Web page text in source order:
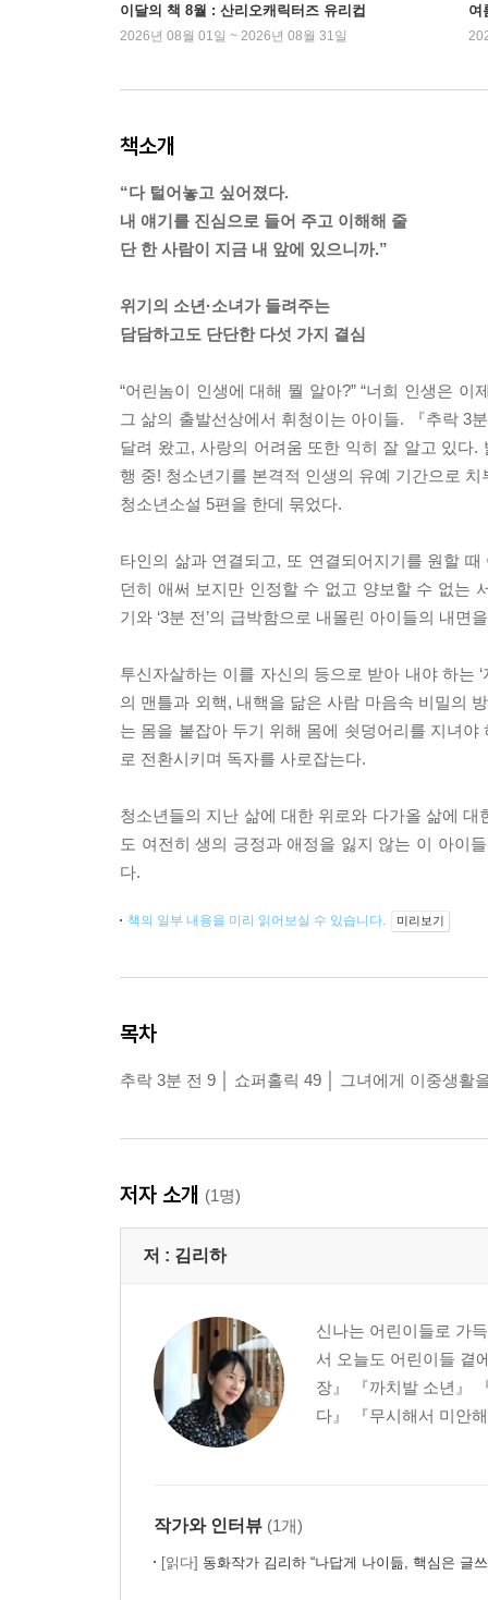
이달의 책 8월 : 산리오캐릭터즈 유리컵
2026년 08월 01일 ~ 2026년 08월 31일
여
책소개
“다 털어놓고 싶어졌다.
내 얘기를 진심으로 들어 주고 이해해 줄
단 한 사람이 지금 내 앞에 있으니까.”
위기의 소년·소녀가 들려주는
담담하고도 단단한 다섯 가지 결심
“어린놈이 인생에 대해 뭘 알아?” “너희 인생은
그 삶의 출발선상에서 휘청이는 아이들. 『추락 3
달려 왔고, 사랑의 어려움 또한 익히 잘 알고 있다
행 중! 청소년기를 본격적 인생의 유예 기간으로
청소년소설 5편을 한데 묶었다.
타인의 삶과 연결되고, 또 연결되어지기를 원할
던히 애써 보지만 인정할 수 없고 양보할 수 없는
기와 ‘3분 전’의 급박함으로 내몰린 아이들의 내면
투신자살하는 이를 자신의 등으로 받아 내야 하는
의 맨틀과 외핵, 내핵을 닮은 사람 마음속 비밀의
는 몸을 붙잡아 두기 위해 몸에 쇳덩어리를 지녀
로 전환시키며 독자를 사로잡는다.
청소년들의 지난 삶에 대한 위로와 다가올 삶에
도 여전히 생의 긍정과 애정을 잃지 않는 이 아이
다.
책의 일부 내용을 미리 읽어보실 수 있습니다. 미리보기
목차
추락 3분 전 9 │ 쇼퍼홀릭 49 │ 그녀에게 이중생활
저자 소개 (1명)
저 : 김리하
신나는 어린이들로 가
서 오늘도 어린이들 곁
장』 『까치발 소년』
다』 『무시해서 미안
작가와 인터뷰 (1개)
[읽다] 동화작가 김리하 “나답게 나이듦, 핵심은 글쓰